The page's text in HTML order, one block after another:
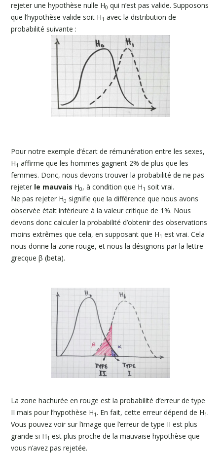
rejeter une hypothèse nulle H0 qui n’est pas valide. Supposons
que l’hypothèse valide soit H1 avec la distribution de
probabilité suivante :
Pour notre exemple d’écart de rémunération entre les sexes,
H1 affirme que les hommes gagnent 2% de plus que les
femmes. Donc, nous devons trouver la probabilité de ne pas
rejeter le mauvais H0, à condition que H1 soit vrai.
Ne pas rejeter H0 signifie que la différence que nous avons
observée était inférieure à la valeur critique de 1%. Nous
devons donc calculer la probabilité d’obtenir des observations
moins extrêmes que cela, en supposant que H1 est vrai. Cela
nous donne la zone rouge, et nous la désignons par la lettre
grecque β (beta).
La zone hachurée en rouge est la probabilité d’erreur de type
II mais pour l’hypothèse H1 . En fait, cette erreur dépend de H1 .
Vous pouvez voir sur l’image que l’erreur de type II est plus
grande si H1 est plus proche de la mauvaise hypothèse que
vous n’avez pas rejetée.